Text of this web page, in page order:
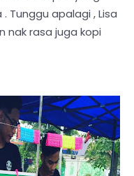
Tunggu apalagi , Lisa
nak rasa juga kopi